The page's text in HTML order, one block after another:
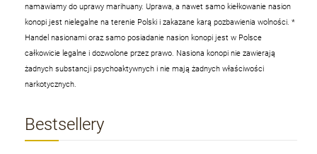
namawiamy do uprawy marihuany. Uprawa, a nawet samo kiełkowanie nasion
konopi jest nielegalne na terenie Polski i zakazane karą pozbawienia wolności. *
Handel nasionami oraz samo posiadanie nasion konopi jest w Polsce
całkowicie legalne i dozwolone przez prawo. Nasiona konopi nie zawierają
żadnych substancji psychoaktywnych i nie mają żadnych właściwości
narkotycznych.
Bestsellery